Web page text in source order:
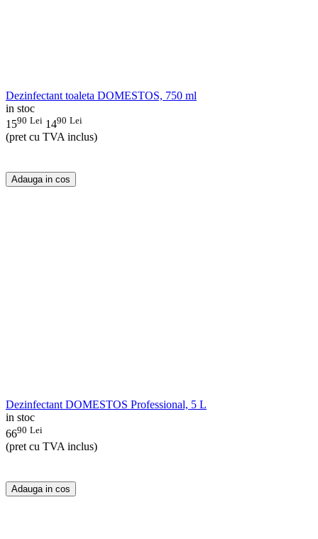
Dezinfectant toaleta DOMESTOS, 750 ml
in stoc
1590 Lei 1490 Lei
(pret cu TVA inclus)
Adauga in cos
Dezinfectant DOMESTOS Professional, 5 L
in stoc
6690 Lei
(pret cu TVA inclus)
Adauga in cos